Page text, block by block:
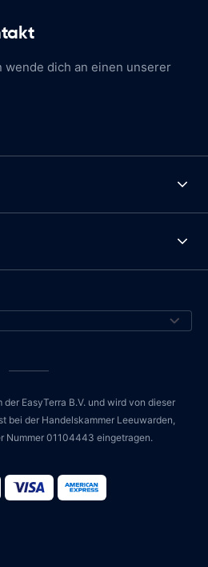
dich an einen unserer
der EasyTerra B.V. und wird von dieser
bei der Handelskammer Leeuwarden,
Nummer 01104443 eingetragen.